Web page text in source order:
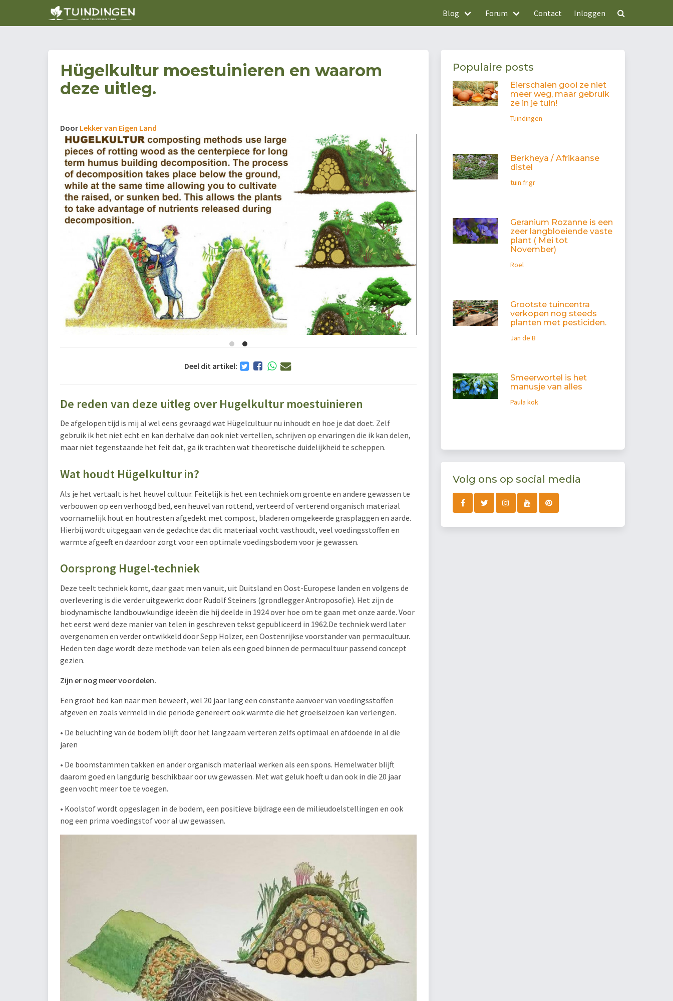
Blog Forum Contact Inloggen
Hügelkultur moestuinieren en waarom
deze uitleg.
Door Lekker van Eigen Land
Deel dit artikel:
De reden van deze uitleg over Hugelkultur moestuinieren
De afgelopen tijd is mij al wel eens gevraagd wat Hügelcultuur nu inhoudt en hoe je dat doet. Zelf
gebruik ik het niet echt en kan derhalve dan ook niet vertellen, schrijven op ervaringen die ik kan delen,
maar niet tegenstaande het feit dat, ga ik trachten wat theoretische duidelijkheid te scheppen.
Wat houdt Hügelkultur in?
Als je het vertaalt is het heuvel cultuur. Feitelijk is het een techniek om groente en andere gewassen te
verbouwen op een verhoogd bed, een heuvel van rottend, verteerd of verterend organisch materiaal
voornamelijk hout en houtresten afgedekt met compost, bladeren omgekeerde grasplaggen en aarde.
Hierbij wordt uitgegaan van de gedachte dat dit materiaal vocht vasthoudt, veel voedingsstoffen en
warmte afgeeft en daardoor zorgt voor een optimale voedingsbodem voor je gewassen.
Oorsprong Hugel-techniek
Deze teelt techniek komt, daar gaat men vanuit, uit Duitsland en Oost-Europese landen en volgens de
overlevering is die verder uitgewerkt door Rudolf Steiners (grondlegger Antroposofie). Het zijn de
biodynamische landbouwkundige ideeën die hij deelde in 1924 over hoe om te gaan met onze aarde. Voor
het eerst werd deze manier van telen in geschreven tekst gepubliceerd in 1962.De techniek werd later
overgenomen en verder ontwikkeld door Sepp Holzer, een Oostenrijkse voorstander van permacultuur.
Heden ten dage wordt deze methode van telen als een goed binnen de permacultuur passend concept
gezien.
Zijn er nog meer voordelen.
Een groot bed kan naar men beweert, wel 20 jaar lang een constante aanvoer van voedingsstoffen
afgeven en zoals vermeld in die periode genereert ook warmte die het groeiseizoen kan verlengen.
• De beluchting van de bodem blijft door het langzaam verteren zelfs optimaal en afdoende in al die
jaren
• De boomstammen takken en ander organisch materiaal werken als een spons. Hemelwater blijft
daarom goed en langdurig beschikbaar oor uw gewassen. Met wat geluk hoeft u dan ook in die 20 jaar
geen vocht meer toe te voegen.
• Koolstof wordt opgeslagen in de bodem, een positieve bijdrage een de milieudoelstellingen en ook
nog een prima voedingstof voor al uw gewassen.
Populaire posts
Eierschalen gooi ze niet
meer weg, maar gebruik
ze in je tuin!
Tuindingen
Berkheya / Afrikaanse
distel
tuin.fr.gr
Geranium Rozanne is een
zeer langbloeiende vaste
plant ( Mei tot
November)
Roel
Grootste tuincentra
verkopen nog steeds
planten met pesticiden.
Jan de B
Smeerwortel is het
manusje van alles
Paula kok
Volg ons op social media